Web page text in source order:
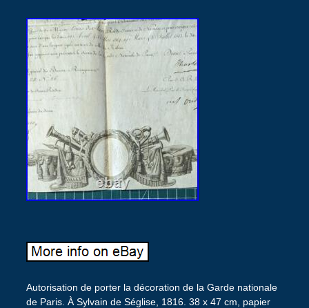
Autorisation de porter la décoration de la Garde nationale
de Paris. À Sylvain de Séglise, 1816. 38 x 47 cm, papier